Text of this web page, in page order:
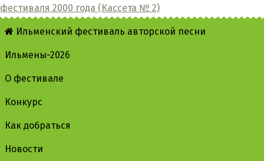
фестиваля 2000 года (Кассета № 2)
Ильменский фестиваль авторской песни
Ильмены-2026
О фестивале
Конкурс
Как добраться
Новости